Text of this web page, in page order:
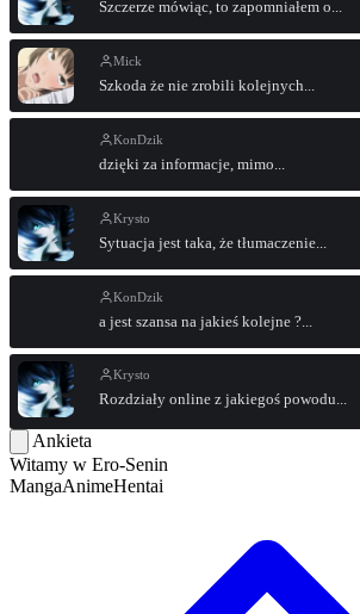
Szczerze mówiąc, to zapomniałem o...
Mick
Szkoda że nie zrobili kolejnych...
KonDzik
dzięki za informacje, mimo...
Krysto
Sytuacja jest taka, że tłumaczenie...
KonDzik
a jest szansa na jakieś kolejne ?...
Krysto
Rozdziały online z jakiegoś powodu...
Ankieta
Witamy w Ero-Senin
MangaAnimeHentai